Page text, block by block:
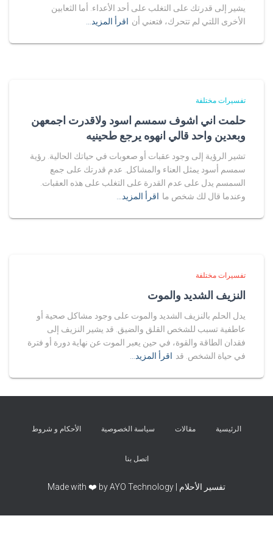
يشير إلى قدرتك على التغلب على أحد الأعداء. أما الثعابين
الأخرى اللتي لم تتحرك، فتعني أن اقرأ المزيد…
تفسيرات مختلفة
حلمت اني اشوف سمسم اسود ولاقدرت اجمعهن
وبعدين واحد قالي انهوه يرجع طحينيه
تشير الرؤية إلى وجود عقبات أو صعوبات في حياتك الحالية. رؤية
سمسم أسود يمثل العناء والمشاكل. عدم قدرتك على جمع
السمسم يدل على عدم القدرة على التغلب على هذه العقبات.
وعندما قال لك شخص ما اقرأ المزيد…
تفسيرات مختلفة
النزيف الشديد والموت
يدل الحلم بالنزيف الشديد والموت على وجود مشاكل صحية أو
عاطفية تسبب للشخص القلق والضيق. قد يشير النزيف إلى
فقدان الطاقة والقوة، في حين يعبر الموت عن نهاية دورة أو فترة
في حياة الشخص. قد اقرأ المزيد…
الرئيسية مقالات سياسة الخصوصية الأحكام و شروط
اتصل بنا
تفسير الأحلام | Made with ❤️ by AYO Technology